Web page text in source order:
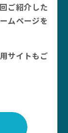
ご紹介した
ムページを
サイトもご